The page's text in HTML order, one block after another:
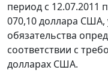
период с 12.07.2011
070,10 доллара США,
обязательства
соответствии с
долларах США.